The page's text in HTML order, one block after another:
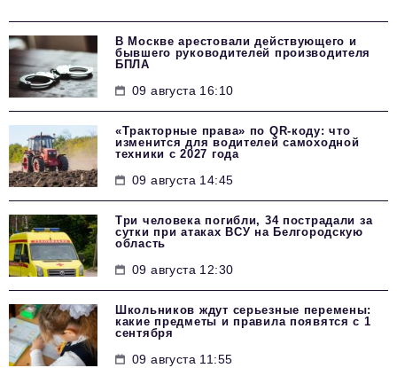
В Москве арестовали действующего и
бывшего руководителей производителя
БПЛА
09 августа 16:10
«Тракторные права» по QR-коду: что
изменится для водителей самоходной
техники с 2027 года
09 августа 14:45
Три человека погибли, 34 пострадали за
сутки при атаках ВСУ на Белгородскую
область
09 августа 12:30
Школьников ждут серьезные перемены:
какие предметы и правила появятся с 1
сентября
09 августа 11:55